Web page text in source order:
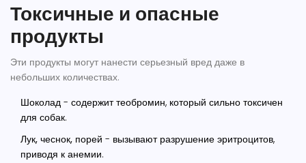
Токсичные и опасные
продукты
Эти продукты могут нанести серьезный вред даже в
небольших количествах.
Шоколад - содержит теобромин, который сильно токсичен
для собак.
Лук, чеснок, порей - вызывают разрушение эритроцитов,
приводя к анемии.